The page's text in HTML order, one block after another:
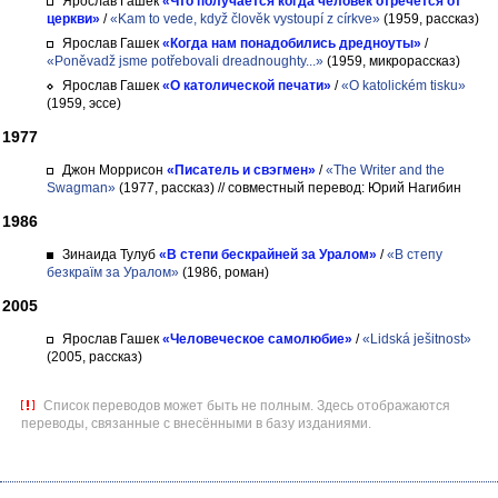
церкви» /«Kam to vede, když člověk vystoupí z církve» (1959, рассказ)
Ярослав Гашек «Когда нам понадобились дредноуты» /
«Poněvadž jsme potřebovali dreadnoughty...» (1959, микрорассказ)
Ярослав Гашек «О католической печати» /«O katolickém tisku»
(1959, эссе)
1977
Джон Моррисон «Писатель и свэгмен» /«The Writer and the
Swagman» (1977, рассказ) // совместный перевод: Юрий Нагибин
1986
Зинаида Тулуб «В степи бескрайней за Уралом» /«В степу
безкраїм за Уралом» (1986, роман)
2005
Ярослав Гашек «Человеческое самолюбие» /«Lidská ješitnost»
(2005, рассказ)
Список переводов может быть не полным. Здесь отображаются
переводы, связанные с внесёнными в базу изданиями.